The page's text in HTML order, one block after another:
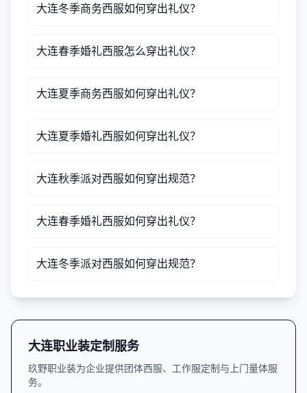
大连冬季商务西服如何穿出礼仪？
大连春季婚礼西服怎么穿出礼仪？
大连夏季商务西服如何穿出礼仪？
大连夏季婚礼西服如何穿出礼仪？
大连秋季派对西服如何穿出规范？
大连春季婚礼西服如何穿出礼仪？
大连冬季派对西服如何穿出规范？
大连职业装定制服务
玖野职业装为企业提供团体西服、工作服定制与上门量体服
务。